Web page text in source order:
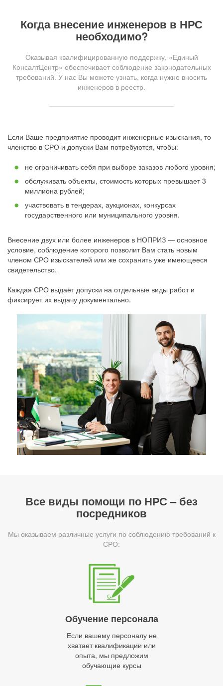
Когда внесение инженеров в НРС
необходимо?
Оказывая квалифицированную поддержку, «Единый
КонсалтЦентр» обеспечивает соблюдение законодательных
требований. У нас Вы можете узнать, когда нужно вносить
инженеров в реестр.
Если Ваше предприятие проводит инженерные изыскания, то
членство в СРО и допуски Вам потребуются, чтобы:
не ограничивать себя при выборе заказов любого уровня;
обслуживать объекты, стоимость которых превышает 3
миллиона рублей;
участвовать в тендерах, аукционах, конкурсах
государственного или муниципального уровня.
Внесение двух или более инженеров в НОПРИЗ — основное
условие, соблюдение которого позволит Вам стать новым
членом СРО изыскателей или же сохранить уже имеющееся
свидетельство.
Каждая СРО выдаёт допуски на отдельные виды работ и
фиксирует их выдачу документально.
Все виды помощи по НРС – без
посредников
Мы оказываем различные услуги по соблюдению требований к
СРО:
Обучение персонала
Если вашему персоналу не
хватает квалификации или
опыта, мы предложим
обучающие курсы